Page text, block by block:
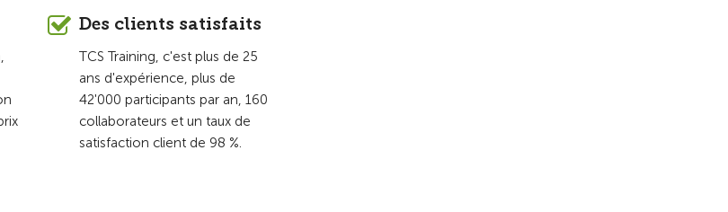
Des clients satisfaits
TCS Training, c'est plus de 25
ans d'expérience, plus de
42'000 participants par an, 160
collaborateurs et un taux de
satisfaction client de 98 %.